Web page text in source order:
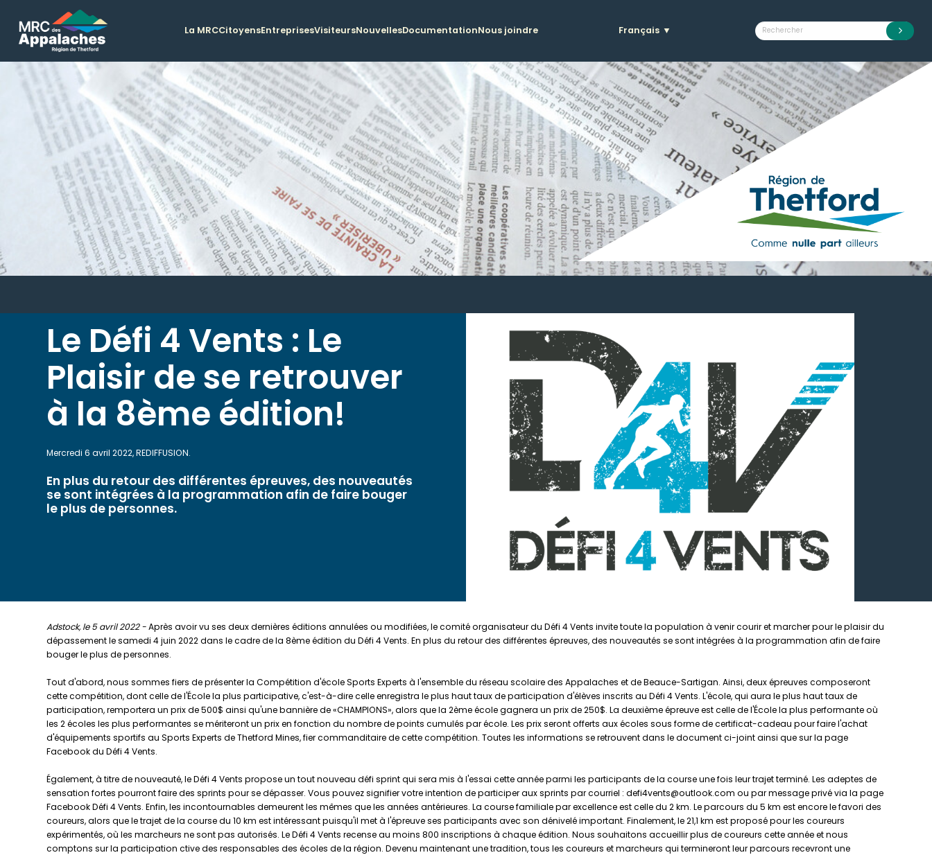
La MRCCitoyensEntreprisesVisiteursNouvellesDocumentationNous joindre Français ▼
Le Défi 4 Vents : Le
Plaisir de se retrouver
à la 8ème édition!
Mercredi 6 avril 2022, REDIFFUSION.
En plus du retour des différentes épreuves, des nouveautés
se sont intégrées à la programmation afin de faire bouger
le plus de personnes.
Adstock, le 5 avril 2022 -Après avoir vu ses deux dernières éditions annulées ou modifiées, le comité organisateur du Défi 4 Vents invite toute la population à venir courir et marcher pour le plaisir du
dépassement le samedi 4 juin 2022 dans le cadre de la 8ème édition du Défi 4 Vents. En plus du retour des différentes épreuves, des nouveautés se sont intégrées à la programmation afin de faire
bouger le plus de personnes.
Tout d'abord, nous sommes fiers de présenter la Compétition d'école Sports Experts à l'ensemble du réseau scolaire des Appalaches et de Beauce-Sartigan. Ainsi, deux épreuves composeront
cette compétition, dont celle de l'École la plus participative, c'est-à-dire celle enregistra le plus haut taux de participation d'élèves inscrits au Défi 4 Vents. L'école, qui aura le plus haut taux de
participation, remportera un prix de 500$ ainsi qu'une bannière de «CHAMPIONS», alors que la 2ème école gagnera un prix de 250$. La deuxième épreuve est celle de l'École la plus performante où
les 2 écoles les plus performantes se mériteront un prix en fonction du nombre de points cumulés par école. Les prix seront offerts aux écoles sous forme de certificat-cadeau pour faire l'achat
d'équipements sportifs au Sports Experts de Thetford Mines, fier commanditaire de cette compétition. Toutes les informations se retrouvent dans le document ci-joint ainsi que sur la page
Facebook du Défi 4 Vents.
Également, à titre de nouveauté, le Défi 4 Vents propose un tout nouveau défi sprint qui sera mis à l'essai cette année parmi les participants de la course une fois leur trajet terminé. Les adeptes de
sensation fortes pourront faire des sprints pour se dépasser. Vous pouvez signifier votre intention de participer aux sprints par courriel : defi4vents@outlook.com ou par message privé via la page
Facebook Défi 4 Vents. Enfin, les incontournables demeurent les mêmes que les années antérieures. La course familiale par excellence est celle du 2 km. Le parcours du 5 km est encore le favori des
coureurs, alors que le trajet de la course du 10 km est intéressant puisqu'il met à l'épreuve ses participants avec son dénivelé important. Finalement, le 21,1 km est proposé pour les coureurs
expérimentés, où les marcheurs ne sont pas autorisés. Le Défi 4 Vents recense au moins 800 inscriptions à chaque édition. Nous souhaitons accueillir plus de coureurs cette année et nous
comptons sur la participation ctive des responsables des écoles de la région. Devenu maintenant une tradition, tous les coureurs et marcheurs qui termineront leur parcours recevront une